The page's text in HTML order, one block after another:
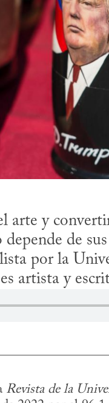
arte y
de sus
por la
artista y
Revista de la